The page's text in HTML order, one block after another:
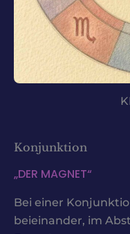
Konjunktion
„DER MAGNET“
Bei einer
beieinander, im